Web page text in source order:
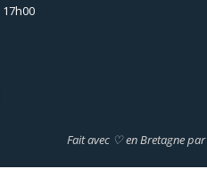
Fait avec ♡ en Bretagne par